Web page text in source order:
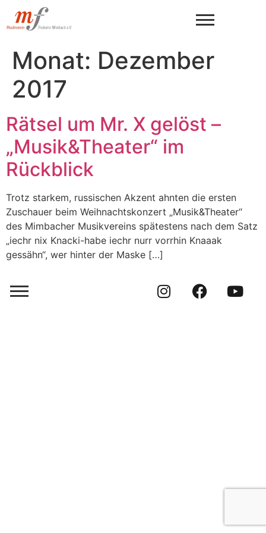
Monat: Dezember
2017
Rätsel um Mr. X gelöst –
„Musik&Theater“ im
Rückblick
Trotz starkem, russischen Akzent ahnten die ersten
Zuschauer beim Weihnachtskonzert „Musik&Theater“
des Mimbacher Musikvereins spätestens nach dem Satz
„iechr nix Knacki-habe iechr nurr vorrhin Knaaak
gessähn“, wer hinter der Maske […]